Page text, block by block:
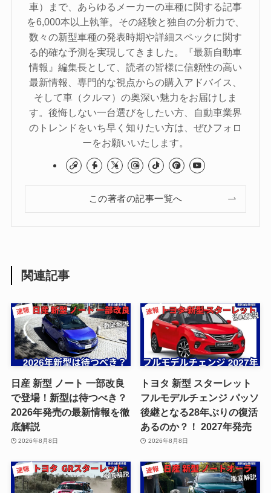
車）まで、あらゆるメーカーの車種に関する記事
を6,000本以上執筆。その経験と独自の分析力で、
数々の新型車種の発表時期や詳細スペックに関す
る的確な予測を実現してきました。『最新自動車
情報』編集長として、読者の皆様に信頼性の高い
最新情報、専門的な視点からの購入アドバイス、
そして車（クルマ）の奥深い魅力をお届けしま
す。後悔しない一台選びをしたい方、自動車業界
のトレンドをいち早く知りたい方は、ぜひフォロ
ーをお願いいたします。
この著者の記事一覧へ
関連記事
日産 新型 ノート 一部改良
で登場！新型は待つべき？
2026年発売の最新情報を徹
底解説
2026年8月8日
トヨタ 新型 スターレット
フルモデルチェンジ パッソ
後継となる28年ぶりの復活
あるのか？！ 2027年発売
2026年8月8日